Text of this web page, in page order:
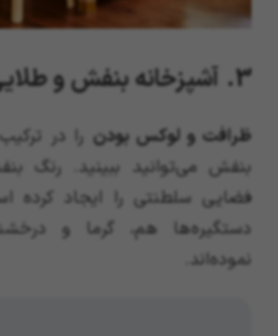
3. آشپزخانه بنفش و طلایی
ظرافت و لوکس بودن را در
بنفش می‌توانید ببینید. رنگ
فضایی سلطنتی را ایجاد کرده
دستگیره‌ها هم، گرما و
نموده‌اند.